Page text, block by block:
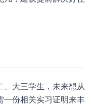
、大三学生，未来想从
一份相关实习证明来丰